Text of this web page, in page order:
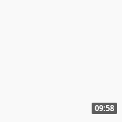
09:58